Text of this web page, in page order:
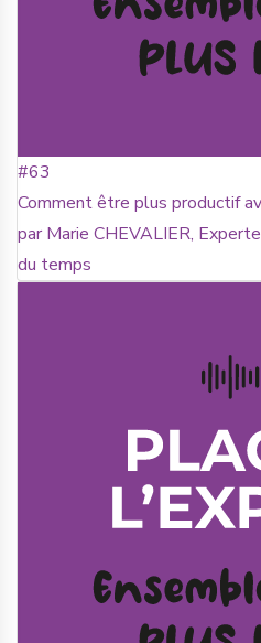
#63
Comment être plus productif
par Marie CHEVALIER,
du temps